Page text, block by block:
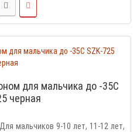
для мальчика до -35C
черная
мальчиков 9-10 лет, 11-12 лет,